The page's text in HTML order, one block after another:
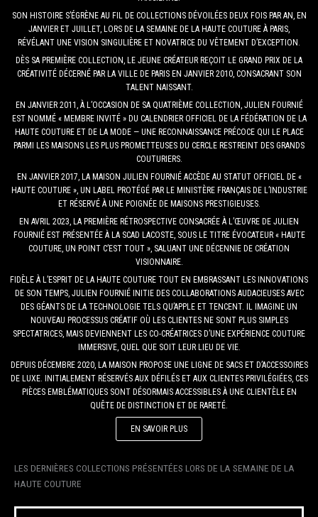
SON HISTOIRE S’ÉGRÈNE AU FIL DE COLLECTIONS DÉVOILÉES DEUX FOIS PAR AN, EN
JANVIER ET JUILLET, LORS DE LA SEMAINE DE LA HAUTE COUTURE À PARIS,
RÉVÉLANT UNE VISION SINGULIÈRE ET NOVATRICE DU VÊTEMENT D’EXCEPTION.
DÈS SA PREMIÈRE COLLECTION, LE JEUNE CRÉATEUR REÇOIT LE GRAND PRIX DE LA
CRÉATIVITÉ DÉCERNÉ PAR LA VILLE DE PARIS EN JANVIER 2010, CONSACRANT SON
TALENT NAISSANT.
EN JANVIER 2011, À L’OCCASION DE SA QUATRIÈME COLLECTION, JULIEN FOURNIÉ
EST NOMMÉ « MEMBRE INVITÉ » DU CALENDRIER OFFICIEL DE LA FÉDÉRATION DE LA
HAUTE COUTURE ET DE LA MODE — UNE RECONNAISSANCE PRÉCOCE QUI LE PLACE
PARMI LES MAISONS LES PLUS PROMETTEUSES DU CERCLE RESTREINT DES GRANDS
COUTURIERS.
EN JANVIER 2017, LA MAISON JULIEN FOURNIÉ ACCÈDE AU STATUT OFFICIEL DE «
HAUTE COUTURE », UN LABEL PROTÉGÉ PAR LE MINISTÈRE FRANÇAIS DE L’INDUSTRIE
ET RÉSERVÉ À UNE POIGNÉE DE MAISONS PRESTIGIEUSES.
EN AVRIL 2023, LA PREMIÈRE RÉTROSPECTIVE CONSACRÉE À L’ŒUVRE DE JULIEN
FOURNIÉ EST PRÉSENTÉE À LA SCAD LACOSTE, SOUS LE TITRE ÉVOCATEUR « HAUTE
COUTURE, UN POINT C’EST TOUT », SALUANT UNE DÉCENNIE DE CRÉATION
VISIONNAIRE.
FIDÈLE À L’ESPRIT DE LA HAUTE COUTURE TOUT EN EMBRASSANT LES INNOVATIONS
DE SON TEMPS, JULIEN FOURNIÉ INITIE DES COLLABORATIONS AUDACIEUSES AVEC
DES GÉANTS DE LA TECHNOLOGIE TELS QU’APPLE ET TENCENT. IL IMAGINE UN
NOUVEAU PROCESSUS CRÉATIF OÙ LES CLIENTES NE SONT PLUS SIMPLES
SPECTATRICES, MAIS DEVIENNENT LES CO-CRÉATRICES D’UNE EXPÉRIENCE COUTURE
IMMERSIVE, QUEL QUE SOIT LEUR LIEU DE VIE.
DEPUIS DÉCEMBRE 2020, LA MAISON PROPOSE UNE LIGNE DE SACS ET D’ACCESSOIRES
DE LUXE. INITIALEMENT RÉSERVÉS AUX DÉFILÉS ET AUX CLIENTES PRIVILÉGIÉES, CES
PIÈCES EMBLÉMATIQUES SONT DÉSORMAIS ACCESSIBLES À UNE CLIENTÈLE EN
QUÊTE DE DISTINCTION ET DE RARETÉ.
EN SAVOIR PLUS
LES DERNIÈRES COLLECTIONS PRÉSENTÉES LORS DE LA SEMAINE DE LA
HAUTE COUTURE